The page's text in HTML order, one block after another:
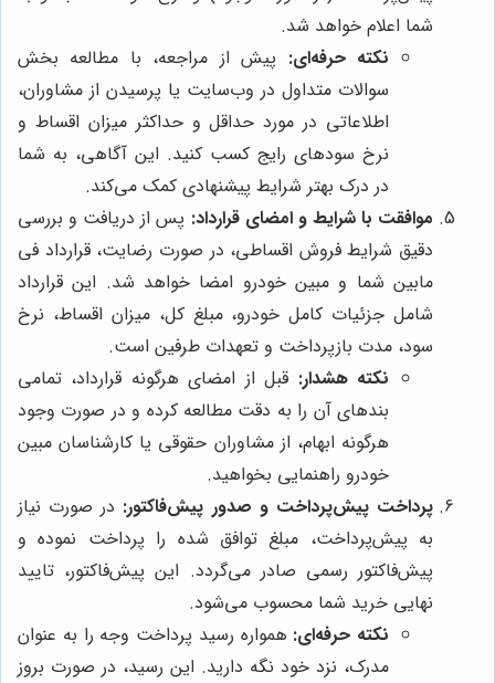
شما اعلام خواهد شد.
نکته حرفه‌ای: پیش از مراجعه، با مطالعه بخش
سوالات متداول در وب‌سایت یا پرسیدن از مشاوران،
اطلاعاتی در مورد حداقل و حداکثر میزان اقساط و
نرخ سودهای رایج کسب کنید. این آگاهی، به شما
در درک بهتر شرایط پیشنهادی کمک می‌کند.
موافقت با شرایط و امضای قرارداد: پس از دریافت و بررسی
دقیق شرایط فروش اقساطی، در صورت رضایت، قرارداد فی
مابین شما و مبین خودرو امضا خواهد شد. این قرارداد
شامل جزئیات کامل خودرو، مبلغ کل، میزان اقساط، نرخ
سود، مدت بازپرداخت و تعهدات طرفین است.
نکته هشدار: قبل از امضای هرگونه قرارداد، تمامی
بندهای آن را به دقت مطالعه کرده و در صورت وجود
هرگونه ابهام، از مشاوران حقوقی یا کارشناسان مبین
خودرو راهنمایی بخواهید.
پرداخت پیش‌پرداخت و صدور پیش‌فاکتور: در صورت نیاز
به پیش‌پرداخت، مبلغ توافق شده را پرداخت نموده و
پیش‌فاکتور رسمی صادر می‌گردد. این پیش‌فاکتور، تایید
نهایی خرید شما محسوب می‌شود.
نکته حرفه‌ای: همواره رسید پرداخت وجه را به عنوان
مدرک، نزد خود نگه دارید. این رسید، در صورت بروز